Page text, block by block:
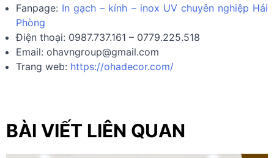
Fanpage: In gạch – kính – inox UV chuyên nghiệp Hải
Phòng
Điện thoại: 0987.737.161 – 0779.225.518
Email: ohavngroup@gmail.com
Trang web: https://ohadecor.com/
BÀI VIẾT LIÊN QUAN